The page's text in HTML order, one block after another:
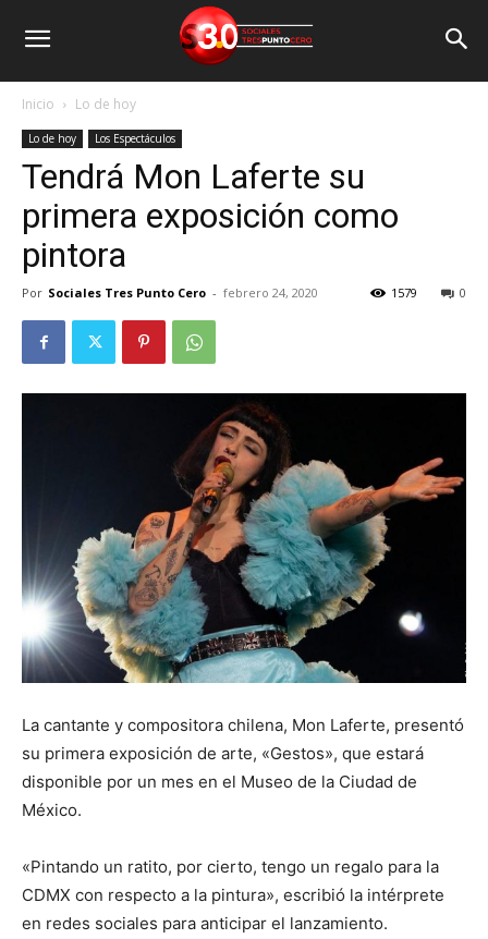
Inicio Lo de hoy
Lo de hoy Los Espectáculos
Tendrá Mon Laferte su
primera exposición como
pintora
Por Sociales Tres Punto Cero - febrero 24, 2020 0
1579
La cantante y compositora chilena, Mon Laferte, presentó
su primera exposición de arte, «Gestos», que estará
disponible por un mes en el Museo de la Ciudad de
México.
«Pintando un ratito, por cierto, tengo un regalo para la
CDMX con respecto a la pintura», escribió la intérprete
en redes sociales para anticipar el lanzamiento.